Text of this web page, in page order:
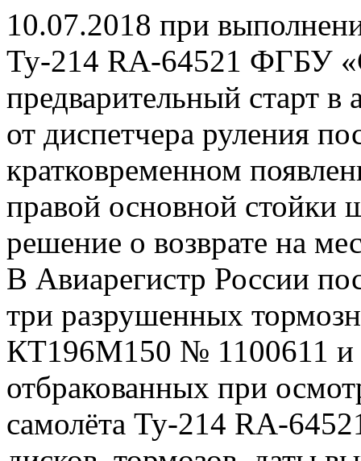
10.07.2018 при
Ту‑214 RA‑64521 ФГБУ
предварительный старт в
от диспетчера руления
кратковременном
правой основной стойки
решение о возврате на
В Авиарегистр России
три разрушенных
КТ196М150 № 1100611 и
отбракованных при
самолёта Ту‑214 RA-